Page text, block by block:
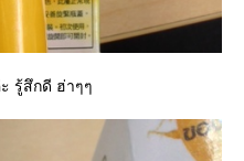
รู้สึกดี ฮ่าๆๆ